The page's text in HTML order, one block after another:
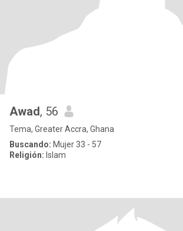
Awad, 56
Tema, Greater Accra, Ghana
Buscando: Mujer 33 - 57
Religión: Islam